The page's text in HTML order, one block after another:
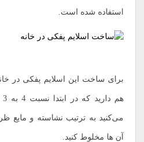
استفاده شده است.
برای ساخت این اسلایم پفکی در
می‌کنید به ترتیب نشاسته و مایع
آن ها مخلوط کنید.